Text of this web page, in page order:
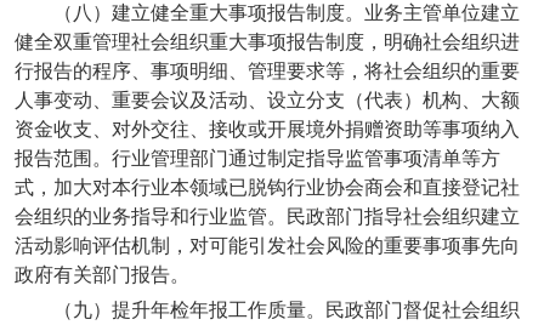
（八）建立健全重大事项报告制度。业务主管单位建立
健全双重管理社会组织重大事项报告制度，明确社会组织进
行报告的程序、事项明细、管理要求等，将社会组织的重要
人事变动、重要会议及活动、设立分支（代表）机构、大额
资金收支、对外交往、接收或开展境外捐赠资助等事项纳入
报告范围。行业管理部门通过制定指导监管事项清单等方
式，加大对本行业本领域已脱钩行业协会商会和直接登记社
会组织的业务指导和行业监管。民政部门指导社会组织建立
活动影响评估机制，对可能引发社会风险的重要事项事先向
政府有关部门报告。
（九）提升年检年报工作质量。民政部门督促社会组织